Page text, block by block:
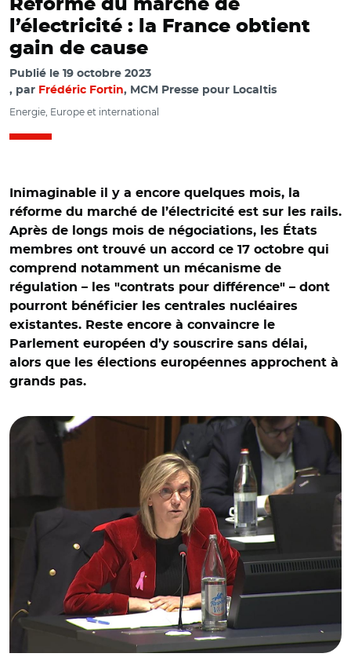
Réforme du marché de
l’électricité : la France obtient
gain de cause
Publié le 19 octobre 2023
par Frédéric Fortin, MCM Presse pour Localtis
Energie, Europe et international
Inimaginable il y a encore quelques mois, la
réforme du marché de l’électricité est sur les rails.
Après de longs mois de négociations, les États
membres ont trouvé un accord ce 17 octobre qui
comprend notamment un mécanisme de
régulation – les "contrats pour différence" – dont
pourront bénéficier les centrales nucléaires
existantes. Reste encore à convaincre le
Parlement européen d’y souscrire sans délai,
alors que les élections européennes approchent à
grands pas.
© Capture vidéo European Council/ Agnès Pannier-